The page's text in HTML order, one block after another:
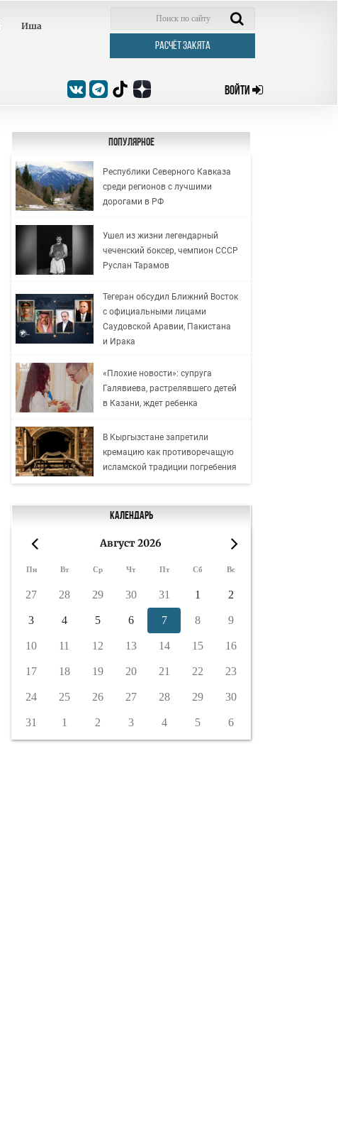
Иша
РАСЧЁТ ЗАКЯТА
ВОЙТИ
Популярное
Республики Северного Кавказа
среди регионов с лучшими
дорогами в РФ
Ушел из жизни легендарный
чеченский боксер, чемпион СССР
Руслан Тарамов
Тегеран обсудил Ближний Восток
с официальными лицами
Саудовской Аравии, Пакистана
и Ирака
«Плохие новости»: супруга
Галявиева, растрелявшего детей
в Казани, ждет ребенка
В Кыргызстане запретили
кремацию как противоречащую
исламской традиции погребения
Календарь
Август 2026
Пн Вт Ср Чт Пт Сб Вс
27 28 29 30 31 1 2
3 4 5 6 7 8 9
10 11 12 13 14 15 16
17 18 19 20 21 22 23
24 25 26 27 28 29 30
31 1 2 3 4 5 6